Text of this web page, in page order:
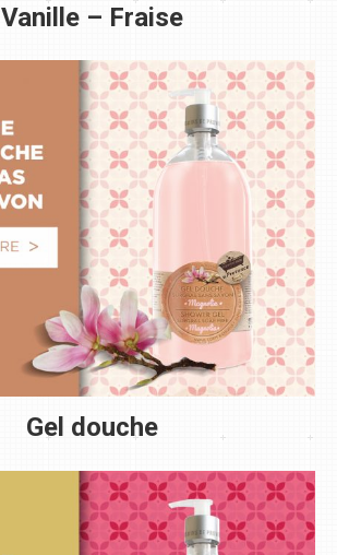
Vanille – Fraise
Gel douche